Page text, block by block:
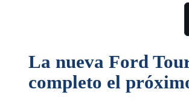
La nueva Ford
completo el